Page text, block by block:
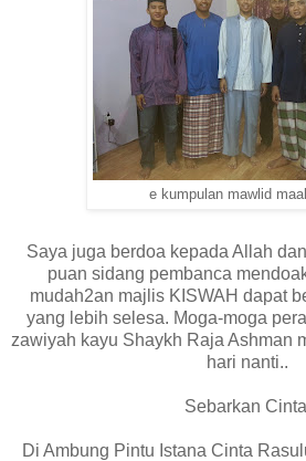
e kumpulan mawlid
Saya juga berdoa kepada Allah
puan sidang pembanca
mudah2an majlis KISWAH dapat
yang lebih selesa. Moga-moga
zawiyah kayu Shaykh Raja Ashman
hari nanti..
Sebarkan Cinta
Di Ambung Pintu Istana Cinta